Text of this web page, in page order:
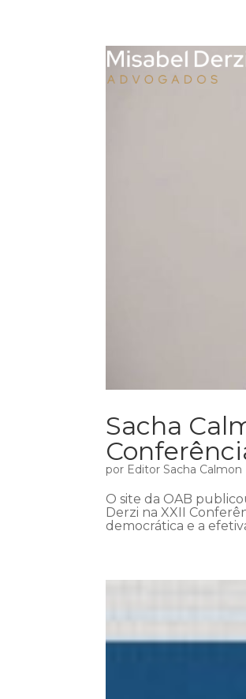
Sacha
por Editor Sacha Calmon
O site da OAB
Derzi na XXII
democrática e a